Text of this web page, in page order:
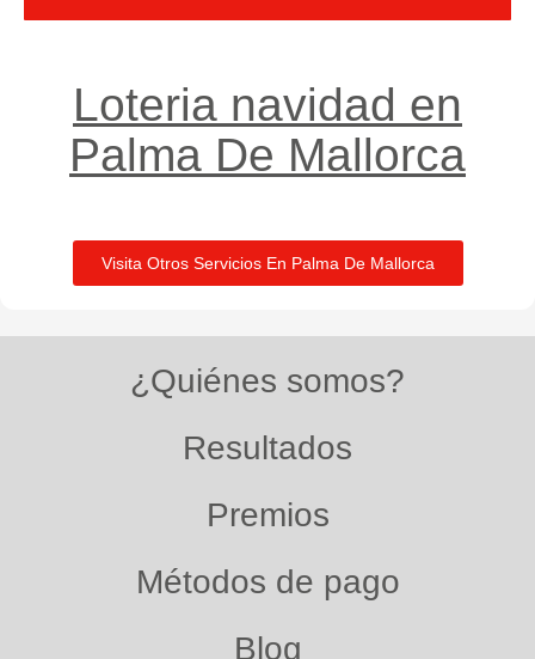
Loteria navidad en
Palma De Mallorca​
Visita Otros Servicios En Palma De Mallorca
¿Quiénes somos?
Resultados
Premios
Métodos de pago
Blog